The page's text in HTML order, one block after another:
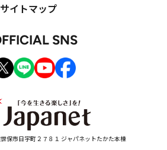
保市日宇町２７８１ ジャパネットたかた本棟
サイトマップ
SNS